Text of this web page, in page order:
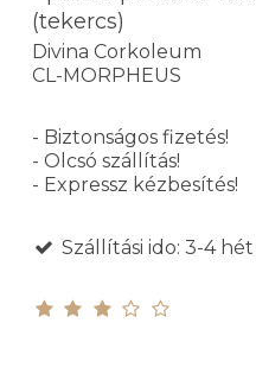
(tekercs)
Divina Corkoleum
CL-MORPHEUS
- Biztonságos fizetés!
- Olcsó szállítás!
- Expressz kézbesítés!
Szállítási ido: 3-4 hét